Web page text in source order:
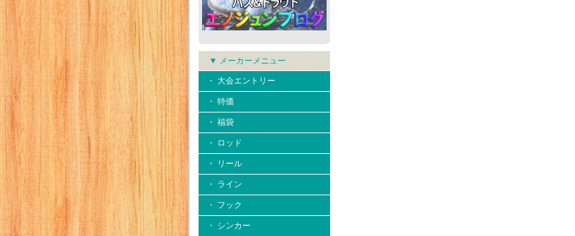
▼ メーカーメニュー
・ 大会エントリー
・ 特価
・ 福袋
・ ロッド
・ リール
・ ライン
・ フック
・ シンカー